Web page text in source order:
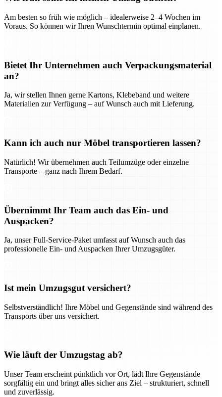
Am besten so früh wie möglich – idealerweise 2–4 Wochen im
Voraus. So können wir Ihren Wunschtermin optimal einplanen.
Bietet Ihr Unternehmen auch Verpackungsmaterial
an?
Ja, wir stellen Ihnen gerne Kartons, Klebeband und weitere
Materialien zur Verfügung – auf Wunsch auch mit Lieferung.
Kann ich auch nur Möbel transportieren lassen?
Natürlich! Wir übernehmen auch Teilumzüge oder einzelne
Transporte – ganz nach Ihrem Bedarf.
Übernimmt Ihr Team auch das Ein- und
Auspacken?
Ja, unser Full-Service-Paket umfasst auf Wunsch auch das
professionelle Ein- und Auspacken Ihrer Umzugsgüter.
Ist mein Umzugsgut versichert?
Selbstverständlich! Ihre Möbel und Gegenstände sind während des
Transports über uns versichert.
Wie läuft der Umzugstag ab?
Unser Team erscheint pünktlich vor Ort, lädt Ihre Gegenstände
sorgfältig ein und bringt alles sicher ans Ziel – strukturiert, schnell
und zuverlässig.